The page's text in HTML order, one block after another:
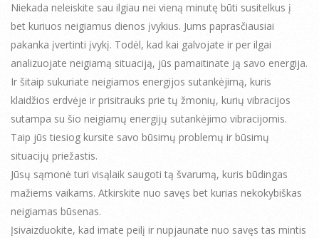
Niekada neleiskite sau ilgiau nei vieną minutę būti susitelkus į
bet kuriuos neigiamus dienos įvykius. Jums paprasčiausiai
pakanka įvertinti įvykį. Todėl, kad kai galvojate ir per ilgai
analizuojate neigiamą situaciją, jūs pamaitinate ją savo energija.
Ir šitaip sukuriate neigiamos energijos sutankėjimą, kuris
klaidžios erdvėje ir prisitrauks prie tų žmonių, kurių vibracijos
sutampa su šio neigiamų energijų sutankėjimo vibracijomis.
Taip jūs tiesiog kursite savo būsimų problemų ir būsimų
situacijų priežastis.
Jūsų sąmonė turi visąlaik saugoti tą švarumą, kuris būdingas
mažiems vaikams. Atkirskite nuo savęs bet kurias nekokybiškas
neigiamas būsenas.
Įsivaizduokite, kad imate peilį ir nupjaunate nuo savęs tas mintis